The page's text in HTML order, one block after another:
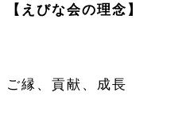
【えびな会の理念】
ご縁、貢献、成長